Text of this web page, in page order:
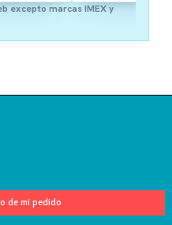
excepto marcas IMEX y
de mi pedido